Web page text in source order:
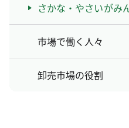
さかな・やさいがみ
市場で働く人々
卸売市場の役割